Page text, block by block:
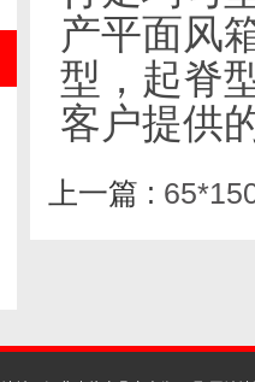
产平面风
型，起脊
客户提供
上一篇 :